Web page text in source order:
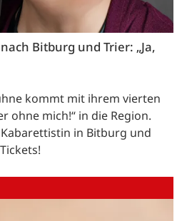
Bitburg und Trier: „Ja,
kommt mit ihrem vierten
ohne mich!“ in die Region.
in Bitburg und